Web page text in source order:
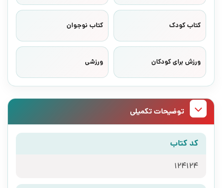
کتاب کودک کتاب نوجوان
ورزش برای کودکان ورزشی
توضیحات تکمیلی
کد کتاب
124124